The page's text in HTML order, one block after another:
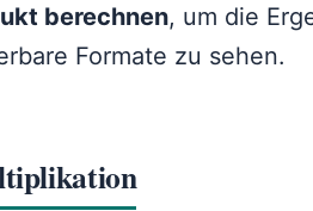
berechnen, um die
Formate zu sehen.